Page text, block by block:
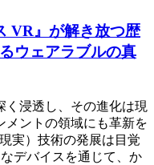
VR』が解き放つ歴
ウェアラブルの真
く浸透し、その進化は現
メントの領域にも革新を
実）技術の発展は目覚
デバイスを通じて、か